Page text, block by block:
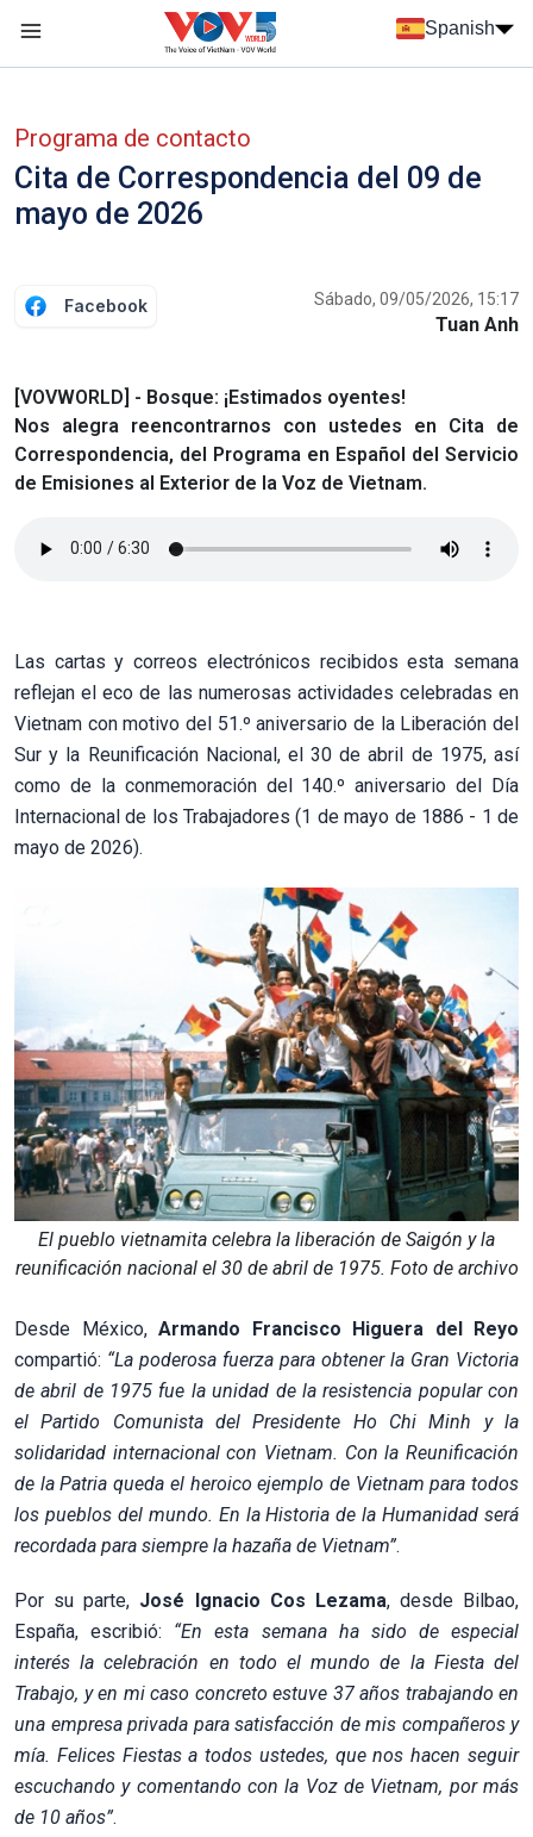
Spanish
Programa de contacto
Cita de Correspondencia del 09 de
mayo de 2026
Facebook Sábado, 09/05/2026, 15:17
Tuan Anh
[VOVWORLD] - Bosque: ¡Estimados oyentes!
Nos alegra reencontrarnos con ustedes en Cita de
Correspondencia, del Programa en Español del Servicio
de Emisiones al Exterior de la Voz de Vietnam.
Las cartas y correos electrónicos recibidos esta semana
reflejan el eco de las numerosas actividades celebradas en
Vietnam con motivo del 51.º aniversario de la Liberación del
Sur y la Reunificación Nacional, el 30 de abril de 1975, así
como de la conmemoración del 140.º aniversario del Día
Internacional de los Trabajadores (1 de mayo de 1886 - 1 de
mayo de 2026).
El pueblo vietnamita celebra la liberación de Saigón y la
reunificación nacional el 30 de abril de 1975. Foto de archivo
Desde México, Armando Francisco Higuera del Reyo
compartió: “La poderosa fuerza para obtener la Gran Victoria
de abril de 1975 fue la unidad de la resistencia popular con
el Partido Comunista del Presidente Ho Chi Minh y la
solidaridad internacional con Vietnam. Con la Reunificación
de la Patria queda el heroico ejemplo de Vietnam para todos
los pueblos del mundo. En la Historia de la Humanidad será
recordada para siempre la hazaña de Vietnam”.
Por su parte, José Ignacio Cos Lezama, desde Bilbao,
España, escribió: “En esta semana ha sido de especial
interés la celebración en todo el mundo de la Fiesta del
Trabajo, y en mi caso concreto estuve 37 años trabajando en
una empresa privada para satisfacción de mis compañeros y
mía. Felices Fiestas a todos ustedes, que nos hacen seguir
escuchando y comentando con la Voz de Vietnam, por más
de 10 años”.